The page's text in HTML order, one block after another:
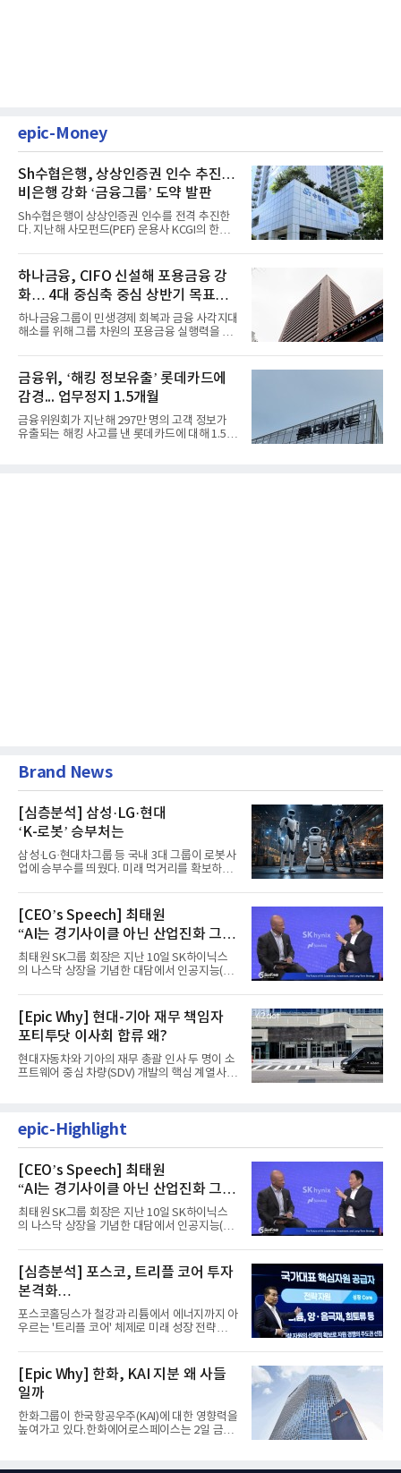
epic-Money
Sh수협은행, 상상인증권 인수 추진…
비은행 강화 ‘금융그룹’ 도약 발판
Sh수협은행이 상상인증권 인수를 전격 추진한
다. 지난해 사모펀드(PEF) 운용사 KCGI의 한양
하나금융, CIFO 신설해 포용금융 강
화… 4대 중심축 중심 상반기 목표
60% 달성
하나금융그룹이 민생경제 회복과 금융 사각지대
해소를 위해 그룹 차원의 포용금융 실행력을 대
금융위, ‘해킹 정보유출’ 롯데카드에
감경... 업무정지 1.5개월
금융위원회가 지난해 297만 명의 고객 정보가
유출되는 해킹 사고를 낸 롯데카드에 대해 1.5개
Brand News
[심층분석] 삼성·LG·현대
‘K-로봇’ 승부처는
삼성·LG·현대차그룹 등 국내 3대 그룹이 로봇사
업에 승부수를 띄웠다. 미래 먹거리를 확보하기
[CEO’s Speech] 최태원
“AI는 경기사이클 아닌 산업진화 그
자체”
최태원 SK그룹 회장은 지난 10일 SK하이닉스
의 나스닥 상장을 기념한 대담에서 인공지능(AI)
[Epic Why] 현대-기아 재무 책임자
포티투닷 이사회 합류 왜?
현대자동차와 기아의 재무 총괄 인사 두 명이 소
프트웨어 중심 차량(SDV) 개발의 핵심 계열사
epic-Highlight
[CEO’s Speech] 최태원
“AI는 경기사이클 아닌 산업진화 그
자체”
최태원 SK그룹 회장은 지난 10일 SK하이닉스
의 나스닥 상장을 기념한 대담에서 인공지능(AI)
[심층분석] 포스코, 트리플 코어 투자
본격화
16조7천억원 투자 재원 마련 전략은?
포스코홀딩스가 철강과 리튬에서 에너지까지 아
우르는 '트리플 코어' 체제로 미래 성장 전략을
[Epic Why] 한화, KAI 지분 왜 사들
일까
한화그룹이 한국항공우주(KAI)에 대한 영향력을
높여가고 있다.한화에어로스페이스는 2일 금융